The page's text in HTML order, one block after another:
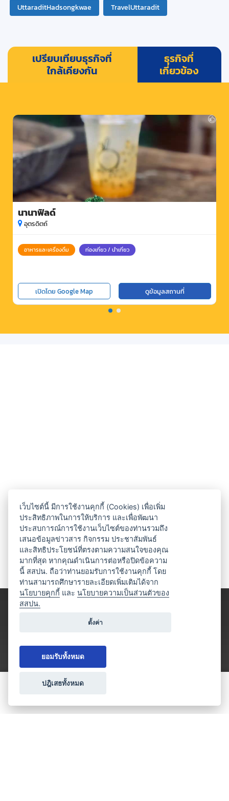
UttaraditHadsongkwae
TravelUttaradit
เปรียบเทียบธุรกิจที่
ใกล้เคียงกัน
ธุรกิจที่
เกี่ยวข้อง
นานาฟิลด์
อุตรดิตถ์
อาหารและเครื่องดื่ม ท่องเที่ยว / นำเที่ยว
เปิดโดย Google Map ดูข้อมูลสถานที่
ประเภทธุรกิจไมซ์
เว็บไซต์นี้ มีการใช้งานคุกกี้ (Cookies) เพื่อเพิ่ม
ประสิทธิภาพในการให้บริการ และเพื่อพัฒนา
ประสบการณ์การใช้งานเว็บไซต์ของท่านรวมถึง
เสนอข้อมูลข่าวสาร กิจกรรม ประชาสัมพันธ์
และสิทธิประโยชน์ที่ตรงตามความสนใจของคุณ
มากที่สุด หากคุณดำเนินการต่อหรือปิดข้อความ
นี้ สสปน. ถือว่าท่านยอมรับการใช้งานคุกกี้ โดย
ท่านสามารถศึกษารายละเอียดเพิ่มเติมได้จาก
นโยบายคุกกี้ และนโยบายความเป็นส่วนตัวของ
สสปน.
ตั้งค่า
ยอมรับทั้งหมด
ปฎิเสธทั้งหมด